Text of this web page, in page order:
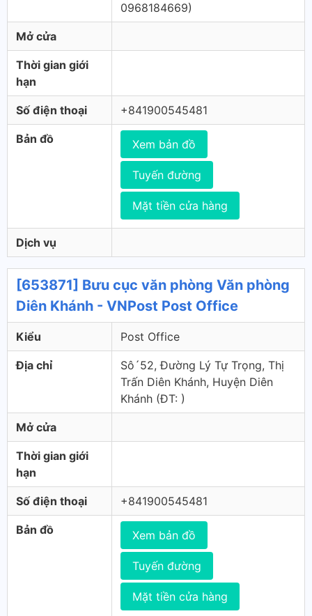
0968184669)
Mở cửa
Thời gian giới
hạn
Số điện thoại +841900545481
Bản đồ Xem bản đồ
Tuyến đường
Mặt tiền cửa hàng
Dịch vụ
[653871] Bưu cục văn phòng Văn phòng
Diên Khánh - VNPost Post Office
Kiểu Post Office
Địa chỉ
Sô´52, Đường Lý Tự Trọng, Thị
Trấn Diên Khánh, Huyện Diên
Khánh (ÐT: )
Mở cửa
Thời gian giới
hạn
Số điện thoại +841900545481
Bản đồ Xem bản đồ
Tuyến đường
Mặt tiền cửa hàng